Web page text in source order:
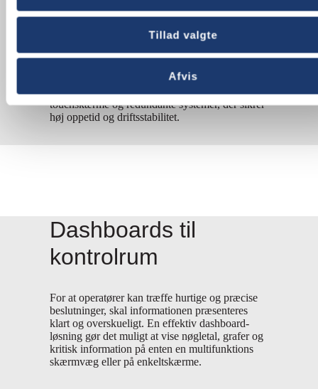
Tillad valgte
Afvis
hurtigt skal navigere mellem forskellige data og
der opfylder disse krav, herunder videovægge af
LED- eller LCD-paneler, ultra-wide skærme,
touchskærme og redundante systemer, der sikrer
høj oppetid og driftsstabilitet.
Dashboards til
kontrolrum
For at operatører kan træffe hurtige og præcise
beslutninger, skal informationen præsenteres
klart og overskueligt. En effektiv dashboard-
løsning gør det muligt at vise nøgletal, grafer og
kritisk information på enten en multifunktions
skærmvæg eller på enkeltskærme.